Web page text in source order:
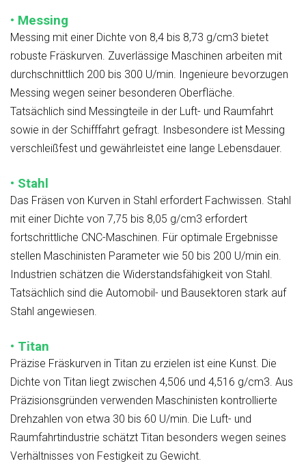
• Messing
Messing mit einer Dichte von 8,4 bis 8,73 g/cm3 bietet
robuste Fräskurven. Zuverlässige Maschinen arbeiten mit
durchschnittlich 200 bis 300 U/min. Ingenieure bevorzugen
Messing wegen seiner besonderen Oberfläche.
Tatsächlich sind Messingteile in der Luft- und Raumfahrt
sowie in der Schifffahrt gefragt. Insbesondere ist Messing
verschleißfest und gewährleistet eine lange Lebensdauer.
• Stahl
Das Fräsen von Kurven in Stahl erfordert Fachwissen. Stahl
mit einer Dichte von 7,75 bis 8,05 g/cm3 erfordert
fortschrittliche CNC-Maschinen. Für optimale Ergebnisse
stellen Maschinisten Parameter wie 50 bis 200 U/min ein.
Industrien schätzen die Widerstandsfähigkeit von Stahl.
Tatsächlich sind die Automobil- und Bausektoren stark auf
Stahl angewiesen.
• Titan
Präzise Fräskurven in Titan zu erzielen ist eine Kunst. Die
Dichte von Titan liegt zwischen 4,506 und 4,516 g/cm3. Aus
Präzisionsgründen verwenden Maschinisten kontrollierte
Drehzahlen von etwa 30 bis 60 U/min. Die Luft- und
Raumfahrtindustrie schätzt Titan besonders wegen seines
Verhältnisses von Festigkeit zu Gewicht.